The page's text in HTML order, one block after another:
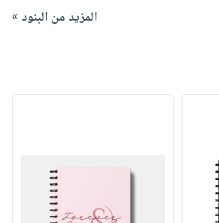
المزيد من البنود »